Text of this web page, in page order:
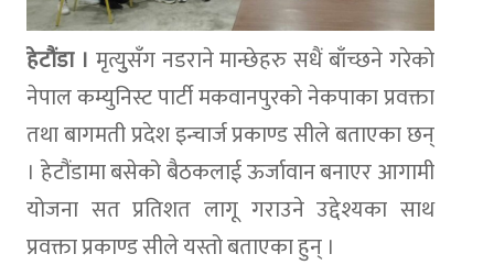
हेटौंडा । मृत्युुसँग नडराने मान्छेहरु सधैं बाँच्छने गरेकाे
नेपाल कम्युनिस्ट पार्टी मकवानपुरको नेकपाका प्रवक्ता
तथा बागमती प्रदेश इन्चार्ज प्रकाण्ड सीले बताएका छन्
। हेटौंडामा बसेको बैठकलाई ऊर्जावान बनाएर आगामी
योजना सत प्रतिशत लागू गराउने उद्देश्यका साथ
प्रवक्ता प्रकाण्ड सीले यस्तो बताएका हुन् ।